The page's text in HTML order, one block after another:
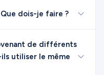
dois-je faire ?
de différents
utiliser le même